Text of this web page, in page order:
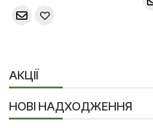
АКЦІЇ
НОВІ НАДХОДЖЕННЯ